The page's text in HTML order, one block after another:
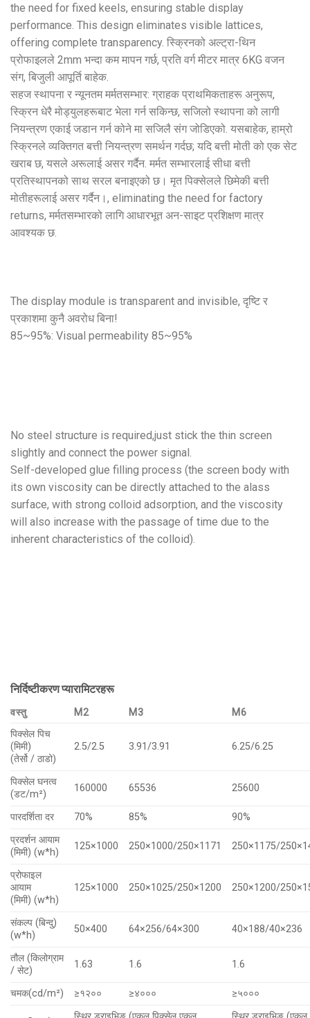
the need for fixed keels, ensuring stable display
performance. This design eliminates visible lattices,
offering complete transparency. स्क्रिनको अल्ट्रा-थिन
प्रोफाइलले 2mm भन्दा कम मापन गर्छ, प्रति वर्ग मीटर मात्र 6KG वजन
संग, बिजुली आपूर्ति बाहेक.
सहज स्थापना र न्यूनतम मर्मतसम्भार: ग्राहक प्राथमिकताहरू अनुरूप,
स्क्रिन धेरै मोड्युलहरूबाट भेला गर्न सकिन्छ, सजिलो स्थापना को लागी
नियन्त्रण एकाई जडान गर्न कोने मा सजिलै संग जोडिएको. यसबाहेक, हाम्रो
स्क्रिनले व्यक्तिगत बत्ती नियन्त्रण समर्थन गर्दछ; यदि बत्ती मोती को एक सेट
खराब छ, यसले अरूलाई असर गर्दैन. मर्मत सम्भारलाई सीधा बत्ती
प्रतिस्थापनको साथ सरल बनाइएको छ। मृत पिक्सेलले छिमेकी बत्ती
मोतीहरूलाई असर गर्दैन।, eliminating the need for factory
returns, मर्मतसम्भारको लागि आधारभूत अन-साइट प्रशिक्षण मात्र
आवश्यक छ.
The display module is transparent and invisible, दृष्टि र
प्रकाशमा कुनै अवरोध बिना!
85~95%: Visual permeability 85~95%
No steel structure is required,just stick the thin screen
slightly and connect the power signal .
Self-developed glue filling process (the screen body with
its own viscosity can be directly attached to the alass
surface, with strong colloid adsorption, and the viscosity
will also increase with the passage of time due to the
inherent characteristics of the colloid).
निर्दिष्टीकरण प्यारामिटरहरू
वस्तु M2 M3
M6
पिक्सेल पिच
(मिमी)
(तेर्सो / ठाडो)
2.5/2.5 3.91/3.91 6.25/6.25
पिक्सेल घनत्व
(डट/m²)
160000 65536 25600
पारदर्शिता दर 70% 85%
90%
प्रदर्शन आयाम
(मिमी) (w*h)
125×1000 250×1000/250×1171 250×1175/
प्रोफाइल
आयाम
(मिमी) (w*h)
125×1000 250×1025/250×1200 250×1200/
संकल्प (बिन्दु)
(w*h)
50×400 64×256/64×300 40×188/40×236
तौल (किलोग्राम
/ सेट)
1.63 1.6 1.6
चमक(cd/m²) ≥१२०० ≥४००० ≥५०००